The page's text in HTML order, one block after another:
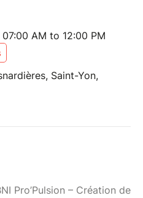
AM to 12:00 PM
Saint-Yon,
Pro’Pulsion – Création de